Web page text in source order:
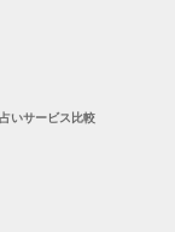
いサービス比較